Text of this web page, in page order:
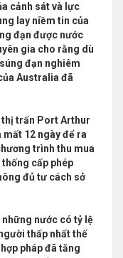
cảnh sát và lực
lay niềm tin của
đạn được nước
gia cho rằng dù
đạn nghiêm
Australia đã
thị trấn Port Arthur
12 ngày để ra
trình thu mua
cấp phép
đủ tư cách sở
nước có tỷ lệ
thấp nhất thế
pháp đã tăng